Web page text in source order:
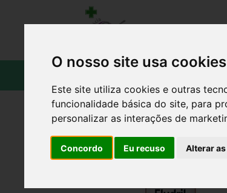
O nosso site usa cookies
Este site utiliza cookies e outras
funcionalidade básica do site, para
personalizar as interações de
Concordo Eu recuso Alterar